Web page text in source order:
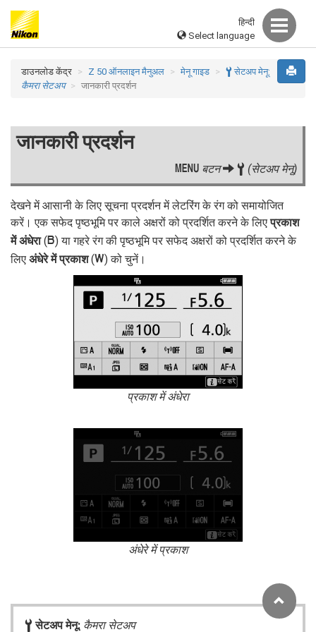
हिन्दी
Select language
डाउनलोड केंद्र Z 50 ऑनलाइन मैनुअल मेनू गाइड B सेटअप मेनू:
कैमरा सेटअप
जानकारी प्रदर्शन
जानकारी प्रदर्शन
G बटन B (सेटअप मेनू)
देखने में आसानी के लिए सूचना प्रदर्शन में लेटरिंग के रंग को समायोजित
करें। एक सफेद पृष्ठभूमि पर काले अक्षरों को प्रदर्शित करने के लिएप्रकाश
में अंधेरा(w) या गहरे रंग की पृष्ठभूमि पर सफेद अक्षरों को प्रदर्शित करने के
लिए अंधेरे में प्रकाश(x) को चुनें।
प्रकाश में अंधेरा
अंधेरे में प्रकाश
B सेटअप मेनू: कैमरा सेटअप